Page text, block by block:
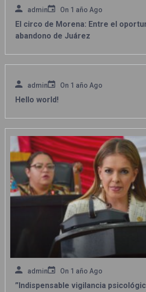
admin On 1 año Ago
El circo de Morena: Entre el
abandono de Juárez
admin On 1 año Ago
Hello world!
admin On 1 año Ago
”Indispensable vigilancia